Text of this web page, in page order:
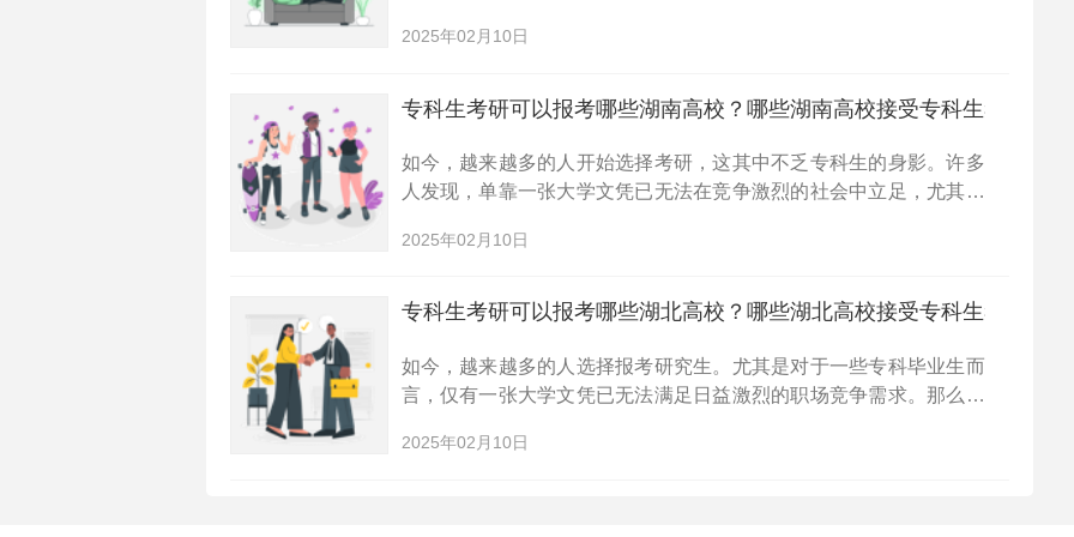
限制？本文将为大家详
2025年02月10日
专科生考研可以报考哪些湖南高校？哪些湖南高校接受专科生考研？
如今，越来越多的人开始选择考研，这其中不乏专科生的身影。许多
人发现，单靠一张大学文凭已无法在竞争激烈的社会中立足，尤其是
看看当前专科生可以报
2025年02月10日
专科生考研可以报考哪些湖北高校？哪些湖北高校接受专科生考研？
如今，越来越多的人选择报考研究生。尤其是对于一些专科毕业生而
言，仅有一张大学文凭已无法满足日益激烈的职场竞争需求。那么，
大家整理了一份202
2025年02月10日